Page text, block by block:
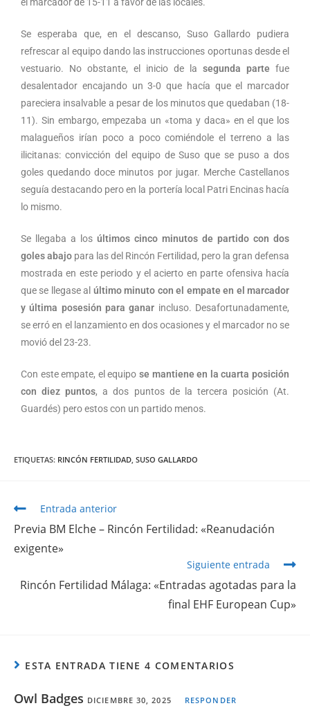
el marcador de 15-11 a favor de las locales.
Se esperaba que, en el descanso, Suso Gallardo pudiera
refrescar al equipo dando las instrucciones oportunas desde el
vestuario. No obstante, el inicio de la segunda parte fue
desalentador encajando un 3-0 que hacía que el marcador
pareciera insalvable a pesar de los minutos que quedaban (18-
11). Sin embargo, empezaba un «toma y daca» en el que los
malagueños irían poco a poco comiéndole el terreno a las
ilicitanas: convicción del equipo de Suso que se puso a dos
goles quedando doce minutos por jugar. Merche Castellanos
seguía destacando pero en la portería local Patri Encinas hacía
lo mismo.
Se llegaba a los últimos cinco minutos de partido con dos
goles abajo para las del Rincón Fertilidad, pero la gran defensa
mostrada en este periodo y el acierto en parte ofensiva hacía
que se llegase al último minuto con el empate en el marcador
y última posesión para ganar incluso. Desafortunadamente,
se erró en el lanzamiento en dos ocasiones y el marcador no se
movió del 23-23.
Con este empate, el equipo se mantiene en la cuarta posición
con diez puntos, a dos puntos de la tercera posición (At.
Guardés) pero estos con un partido menos.
ETIQUETAS: RINCÓN FERTILIDAD, SUSO GALLARDO
Entrada anterior
Previa BM Elche – Rincón Fertilidad: «Reanudación
exigente»
Siguiente entrada
Rincón Fertilidad Málaga: «Entradas agotadas para la
final EHF European Cup»
ESTA ENTRADA TIENE 4 COMENTARIOS
Owl Badges DICIEMBRE 30, 2025 RESPONDER